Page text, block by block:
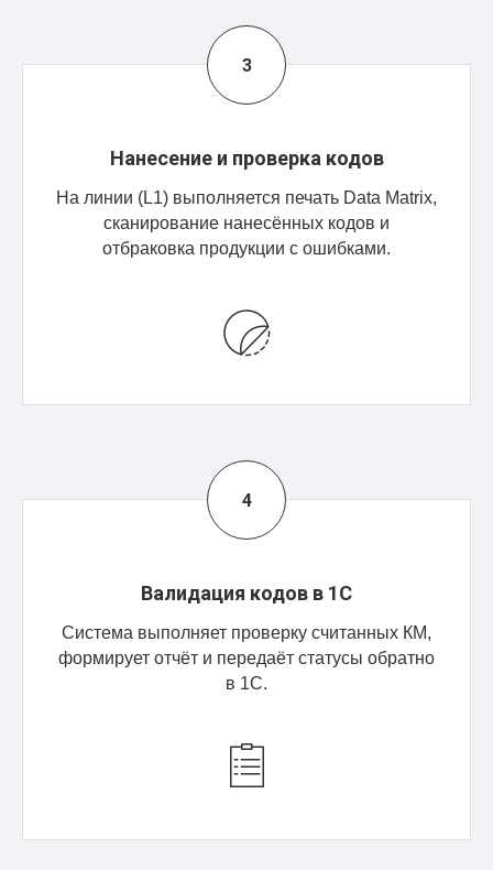
Нанесение и проверка кодов
На линии (L1) выполняется печать Data Matrix,
сканирование нанесённых кодов и
отбраковка продукции с ошибками.
Валидация кодов в 1С
Система выполняет проверку считанных КМ,
формирует отчёт и передаёт статусы обратно
в 1С.